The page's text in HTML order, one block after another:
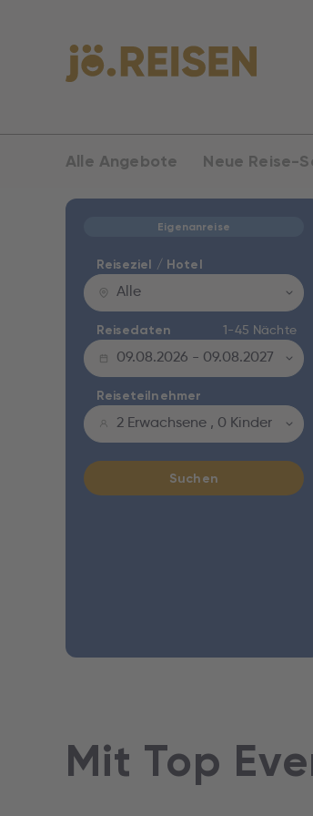
Alle Angebote Neue Reise-
Eigenanreise
Reiseziel / Hotel
Alle
Reisedaten 1-45 Nächte
09.08.2026 - 09.08.2027
Reiseteilnehmer
2 Erwachsene , 0 Kinder
Suchen
Mit Top